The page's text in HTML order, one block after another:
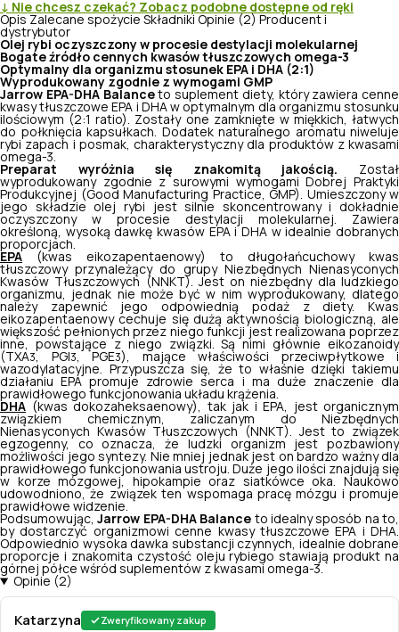
↓ Nie chcesz czekać? Zobacz podobne dostępne od ręki
Opis Zalecane spożycie Składniki Opinie (2) Producent i
dystrybutor
Olej rybi oczyszczony w procesie destylacji molekularnej
Bogate źródło cennych kwasów tłuszczowych omega-3
Optymalny dla organizmu stosunek EPA i DHA (2:1)
Wyprodukowany zgodnie z wymogami GMP
Jarrow EPA-DHA Balanceto suplement diety, który zawiera cenne
kwasy tłuszczowe EPA i DHA w optymalnym dla organizmu stosunku
ilościowym (2:1 ratio). Zostały one zamknięte w miękkich, łatwych
do połknięcia kapsułkach. Dodatek naturalnego aromatu niweluje
rybi zapach i posmak, charakterystyczny dla produktów z kwasami
omega-3.
Preparat wyróżnia się znakomitą jakością.
Został
wyprodukowany zgodnie z surowymi wymogami Dobrej Praktyki
Produkcyjnej (Good Manufacturing Practice , GMP). Umieszczony w
jego składzie olej rybi jest silnie skoncentrowany i dokładnie
oczyszczony w procesie destylacji molekularnej. Zawiera
określoną, wysoką dawkę kwasów EPA i DHA w idealnie dobranych
proporcjach.
EPA (kwas eikozapentaenowy) to długołańcuchowy kwas
tłuszczowy przynależący do grupy Niezbędnych Nienasyconych
Kwasów Tłuszczowych (NNKT). Jest on niezbędny dla ludzkiego
organizmu, jednak nie może być w nim wyprodukowany, dlatego
należy zapewnić jego odpowiednią podaż z diety. Kwas
eikozapentaenowy cechuje się dużą aktywnością biologiczną, ale
większość pełnionych przez niego funkcji jest realizowana poprzez
inne, powstające z niego związki. Są nimi głównie eikozanoidy
(TXA3 , PGI 3 , PGE3), mające właściwości przeciwpłytkowe i
wazodylatacyjne. Przypuszcza się, że to właśnie dzięki takiemu
działaniu EPA promuje zdrowie serca i ma duże znaczenie dla
prawidłowego funkcjonowania układu krążenia.
DHA (kwas dokozaheksaenowy), tak jak i EPA, jest organicznym
związkiem chemicznym, zaliczanym do Niezbędnych
Nienasyconych Kwasów Tłuszczowych (NNKT). Jest to związek
egzogenny, co oznacza, że ludzki organizm jest pozbawiony
możliwości jego syntezy. Nie mniej jednak jest on bardzo ważny dla
prawidłowego funkcjonowania ustroju. Duże jego ilości znajdują się
w korze mózgowej, hipokampie oraz siatkówce oka. Naukowo
udowodniono, że związek ten wspomaga pracę mózgu i promuje
prawidłowe widzenie.
Podsumowując, Jarrow EPA-DHA Balance to idealny sposób na to,
by dostarczyć organizmowi cenne kwasy tłuszczowe EPA i DHA.
Odpowiednio wysoka dawka substancji czynnych, idealnie dobrane
proporcje i znakomita czystość oleju rybiego stawiają produkt na
górnej półce wśród suplementów z kwasami omega-3.
Opinie (2)
Katarzyna Zweryfikowany zakup